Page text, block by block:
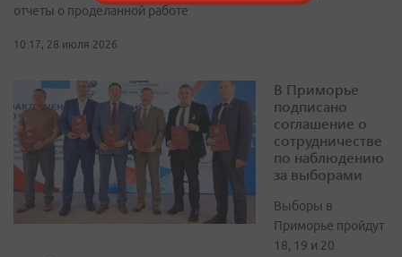
отчеты о проделанной работе
10:17, 28 июля 2026
В Приморье
подписано
соглашение о
сотрудничестве
по наблюдению
за выборами
Выборы в
Приморье пройдут
18, 19 и 20